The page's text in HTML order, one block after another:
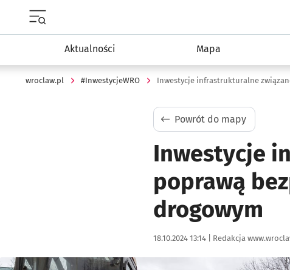
Aktualności Mapa
wroclaw.pl #InwestycjeWRO
Powrót do mapy
Inwestycje
poprawą
drogowym
Data publikacji:
18.10.2024 13:14 | Autor:
Redakcja
Kliknij, aby powiększyć